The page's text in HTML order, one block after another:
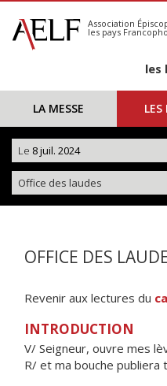
S'abonner
Calendrier
Association
les pays
les
LA MESSE LES
Le 8 juil. 2024
Office des laudes
OFFICE DES
Revenir aux lectures du
INTRODUCTION
V/ Seigneur, ouvre mes
R/ et ma bouche publiera